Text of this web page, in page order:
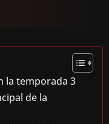
la temporada 3
de la